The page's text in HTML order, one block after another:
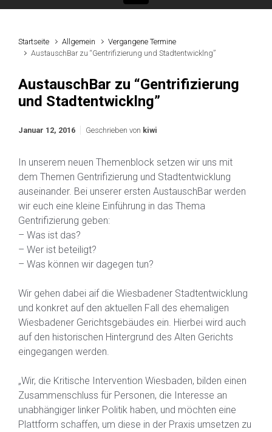
Startseite Allgemein
Vergangene Termine
AustauschBar zu “Gentrifizierung und Stadtentwicklng”
AustauschBar zu “Gentrifizierung
und Stadtentwicklng”
Januar 12, 2016 Geschrieben von kiwi
In unserem neuen Themenblock setzen wir uns mit
dem Themen Gentrifizierung und Stadtentwicklung
auseinander. Bei unserer ersten AustauschBar werden
wir euch eine kleine Einführung in das Thema
Gentrifizierung geben:
– Was ist das?
– Wer ist beteiligt?
– Was können wir dagegen tun?
Wir gehen dabei aif die Wiesbadener Stadtentwicklung
und konkret auf den aktuellen Fall des ehemaligen
Wiesbadener Gerichtsgebäudes ein. Hierbei wird auch
auf den historischen Hintergrund des Alten Gerichts
eingegangen werden.
„Wir, die Kritische Intervention Wiesbaden, bilden einen
Zusammenschluss für Personen, die Interesse an
unabhängiger linker Politik haben, und möchten eine
Plattform schaffen, um diese in der Praxis umsetzen zu